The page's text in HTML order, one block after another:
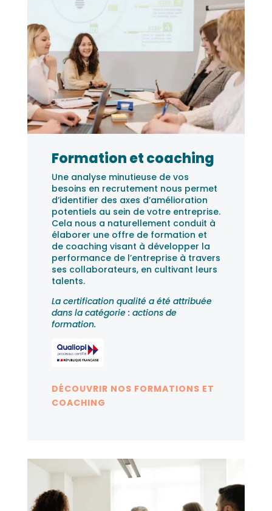
Formation et coaching
Une analyse minutieuse de vos
besoins en recrutement nous permet
d’identifier des axes d’amélioration
potentiels au sein de votre entreprise.
Cela nous a naturellement conduit à
élaborer une offre de formation et
de coaching visant à développer la
performance de l’entreprise à travers
ses collaborateurs, en cultivant leurs
talents.
La certification qualité a été attribuée
dans la catégorie : actions de
formation.
DÉCOUVRIR NOS FORMATIONS ET
COACHING